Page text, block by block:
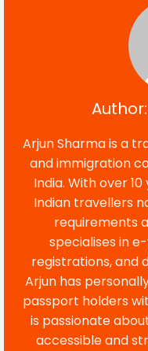
Arjun Sharma is a
and immigration
India. With over
Indian travellers
requirements
specialises in
registrations, and
Arjun has
passport holders
is passionate
accessible and